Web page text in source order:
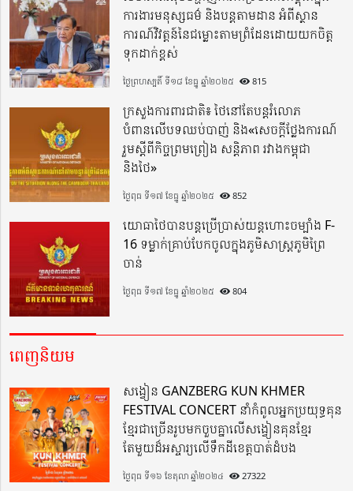
ការងារមនុស្សធម៌ និងបន្តតាមដាន អំពីស្ថាន
ការណ៍វិវត្តន៍នៃជម្លោះតាមព្រំដែនដោយយកចិត្ត
ទុកដាក់ខ្ពស់
ថ្ងៃព្រហស្បតិ៍ ទី១៨ ខែធ្នូ ឆ្នាំ២០២៥ 815
ក្រសួងការពារជាតិ៖ ថៃនៅតែបន្តរំលោភ
បំពានលើបទឈប់បាញ់ និង«សេចក្តីថ្លែងការណ៍
រួមស្តីពីកិច្ចព្រមព្រៀង សន្តិភាព រវាងកម្ពុជា
និងថៃ»
ថ្ងៃពុធ ទី១៧ ខែធ្នូ ឆ្នាំ២០២៥ 852
យោធាថៃបានបន្តប្រើប្រាស់យន្តហោះចម្បាំង F-
16 ទម្លាក់គ្រាប់បែកចូលក្នុងភូមិសាស្ត្រភូមិព្រៃ
ចាន់
ថ្ងៃពុធ ទី១៧ ខែធ្នូ ឆ្នាំ២០២៥ 804
ពេញនិយម
សង្វៀន GANZBERG KUN KHMER
FESTIVAL CONCERT នាំកំពូលអ្នកប្រយុទ្ធគុន
ខ្មែរជាច្រើនរូបមកចួបគ្នាលើសង្វៀនគុនខ្មែរ
តែមួយដ៏អស្ចារ្យលើទឹកដីខេត្តបាត់ដំបង
ថ្ងៃពុធ ទី១៦ ខែតុលា ឆ្នាំ២០២៤ 27322